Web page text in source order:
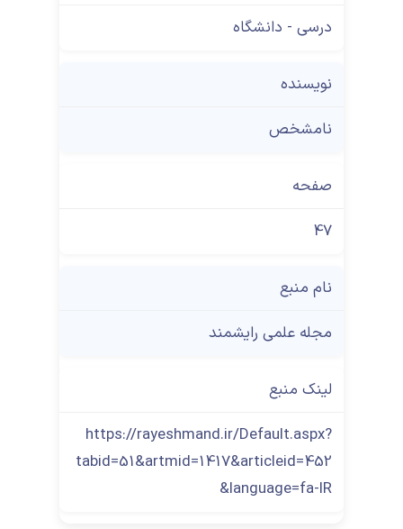
درسی - دانشگاه
نویسنده
نامشخص
صفحه
47
نام منبع
مجله علمی رایشمند
لینک منبع
https://rayeshmand.ir/Default.aspx?
tabid=51&artmid=1417&articleid=452
&language=fa-IR